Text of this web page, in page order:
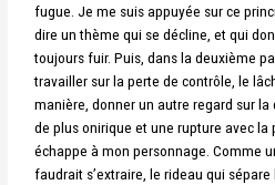
fugue. Je me suis appuyée sur ce
dire un thème qui se décline, et qui
toujours fuir.Puis, dans la deuxième
travailler sur la perte de contrôle, le
manière, donner un autre regard sur
de plus onirique et une rupture avec la
échappe àmon personnage.Comme
faudrait s’extraire, le rideau qui